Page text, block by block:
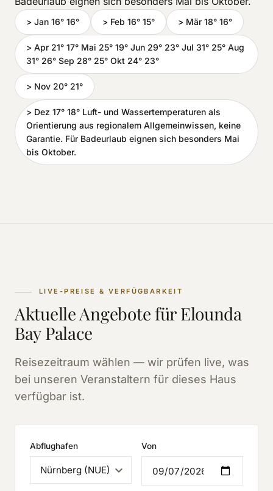
> Jan 16° 16° > Feb 16° 15° > Mär 18° 16°
> Apr 21° 17° Mai 25° 19° Jun 29° 23° Jul 31° 25° Aug
31° 26° Sep 28° 25° Okt 24° 23°
> Nov 20° 21°
> Dez 17° 18° Luft- und Wassertemperaturen als
Orientierung aus regionalem Allgemeinwissen, keine
Garantie. Für Badeurlaub eignen sich besonders Mai
bis Oktober.
LIVE-PREISE & VERFÜGBARKEIT
Aktuelle Angebote für Elounda
Bay Palace
Reisezeitraum wählen — wir prüfen live, was
bei unseren Veranstaltern für dieses Haus
verfügbar ist.
Abflughafen Von